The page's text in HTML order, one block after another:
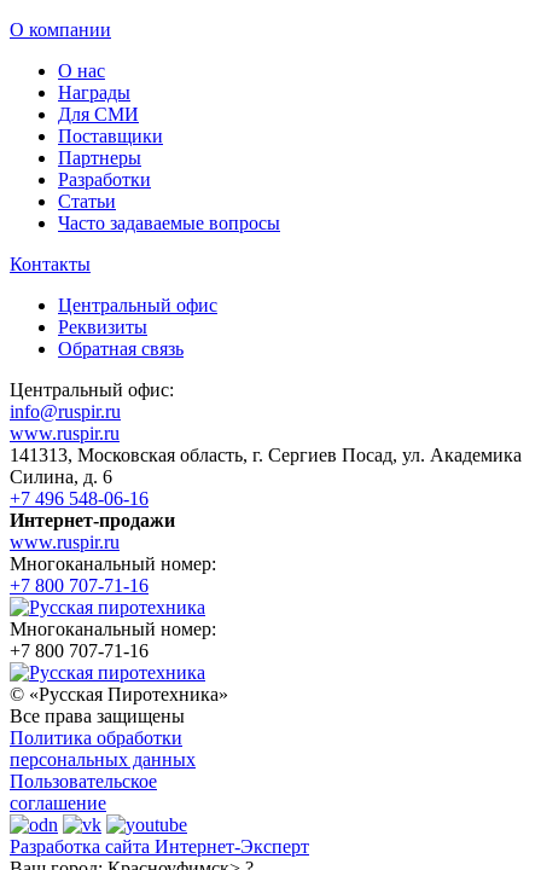
О компании
О нас
Награды
Для СМИ
Поставщики
Партнеры
Разработки
Статьи
Часто задаваемые вопросы
Контакты
Центральный офис
Реквизиты
Обратная связь
Центральный офис:
info@ruspir.ru
www.ruspir.ru
141313, Московская область, г. Сергиев Посад, ул. Академика
Силина, д. 6
+7 496 548-06-16
Интернет-продажи
www.ruspir.ru
Многоканальный номер:
+7 800 707-71-16
Многоканальный номер:
+7 800 707-71-16
© «Русская Пиротехника»
Все права защищены
Политика обработки
персональных данных
Пользовательское
соглашение
Разработка сайта Интернет-Эксперт